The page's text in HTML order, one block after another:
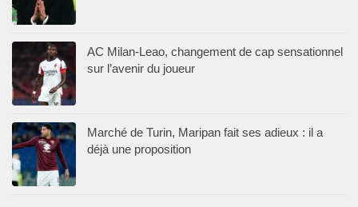
AC Milan-Leao, changement de cap sensationnel
sur l’avenir du joueur
Marché de Turin, Maripan fait ses adieux : il a
déjà une proposition